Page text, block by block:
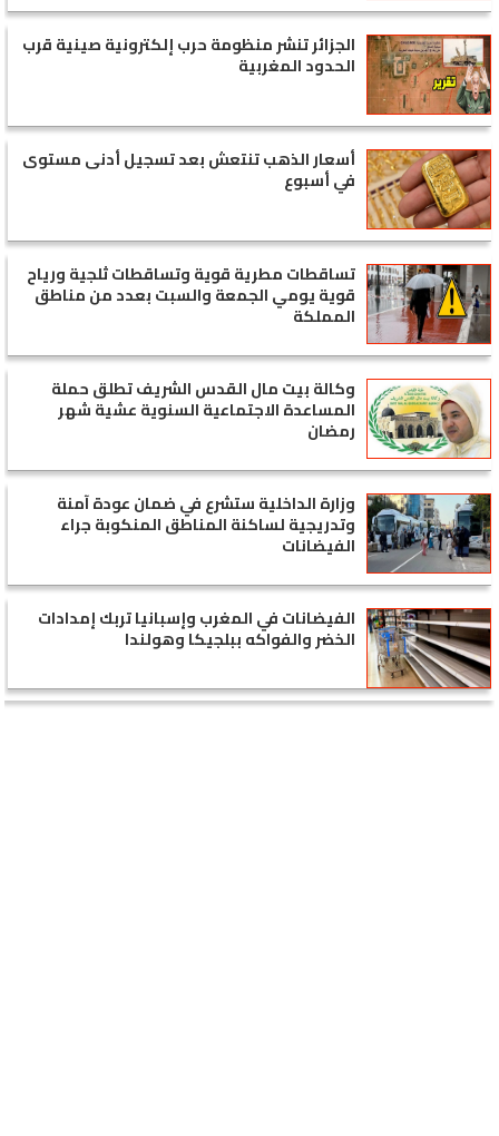
الجزائر تنشر منظومة حرب إلكترونية صينية قرب
الحدود المغربية
أسعار الذهب تنتعش بعد تسجيل أدنى مستوى
في أسبوع
تساقطات مطرية قوية وتساقطات ثلجية ورياح
قوية يومي الجمعة والسبت بعدد من مناطق
المملكة
وكالة بيت مال القدس الشريف تطلق حملة
المساعدة الاجتماعية السنوية عشية شهر
رمضان
وزارة الداخلية ستشرع في ضمان عودة آمنة
وتدريجية لساكنة المناطق المنكوبة جراء
الفيضانات
الفيضانات في المغرب وإسبانيا تربك إمدادات
الخضر والفواكه ببلجيكا وهولندا